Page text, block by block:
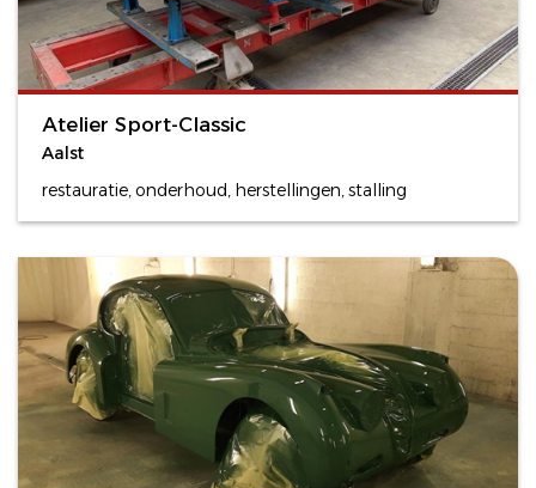
Atelier Sport-Classic
Aalst
restauratie, onderhoud, herstellingen, stalling